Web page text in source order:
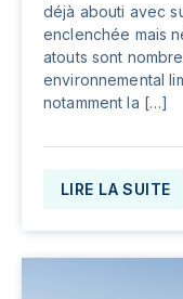
déjà abouti avec
enclenchée mais
atouts sont
environnemental
notamment la […]
LIRE LA SUITE